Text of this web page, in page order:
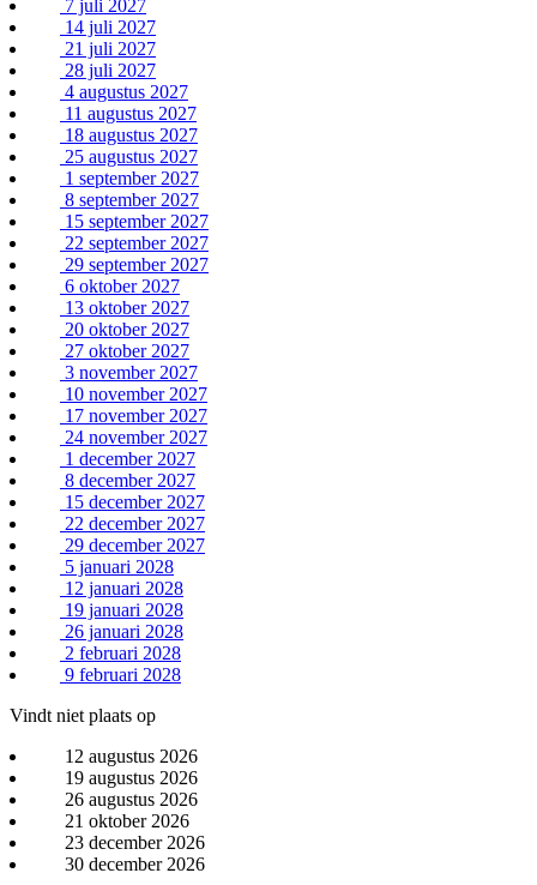
7 juli 2027
14 juli 2027
21 juli 2027
28 juli 2027
4 augustus 2027
11 augustus 2027
18 augustus 2027
25 augustus 2027
1 september 2027
8 september 2027
15 september 2027
22 september 2027
29 september 2027
6 oktober 2027
13 oktober 2027
20 oktober 2027
27 oktober 2027
3 november 2027
10 november 2027
17 november 2027
24 november 2027
1 december 2027
8 december 2027
15 december 2027
22 december 2027
29 december 2027
5 januari 2028
12 januari 2028
19 januari 2028
26 januari 2028
2 februari 2028
9 februari 2028
Vindt niet plaats op
12 augustus 2026
19 augustus 2026
26 augustus 2026
21 oktober 2026
23 december 2026
30 december 2026